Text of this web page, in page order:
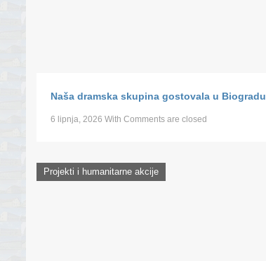
Naša dramska skupina gostovala u Biogradu
6 lipnja, 2026 With Comments are closed
Projekti i humanitarne akcije